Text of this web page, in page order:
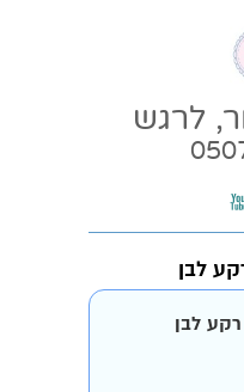
לרגש
לבן
לבן